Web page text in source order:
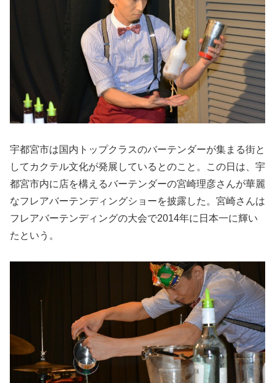
宇都宮市は国内トップクラスのバーテンダーが集まる街と
してカクテル文化が発展しているとのこと。この日は、宇
都宮市内に店を構えるバーテンダーの宮崎理彦さんが華麗
なフレアバーテンディングショーを披露した。宮崎さんは
フレアバーテンディングの大会で2014年に日本一に輝い
たという。